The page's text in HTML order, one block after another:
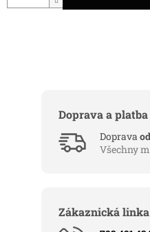
Doprava a platba
Doprava
Všechny
Zákaznická linka